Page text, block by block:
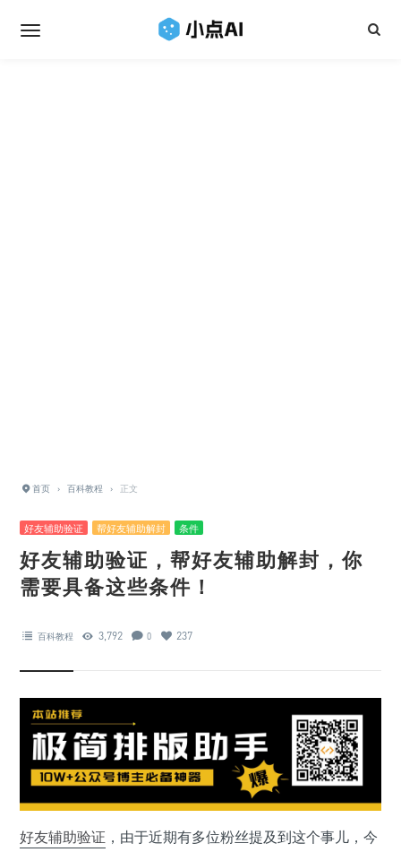
首页 › 百科教程 › 正文
好友辅助验证 帮好友辅助解封 条件
好友辅助验证，帮好友辅助解封，你
需要具备这些条件！
百科教程 3,792 0 237
好友辅助验证 ，由于近期有多位粉丝提及到这个事儿，今